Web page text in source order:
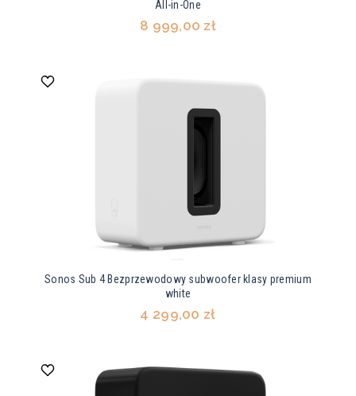
All-in-One
8 999,00 zł
Sonos Sub 4 Bezprzewodowy subwoofer klasy premium
white
4 299,00 zł